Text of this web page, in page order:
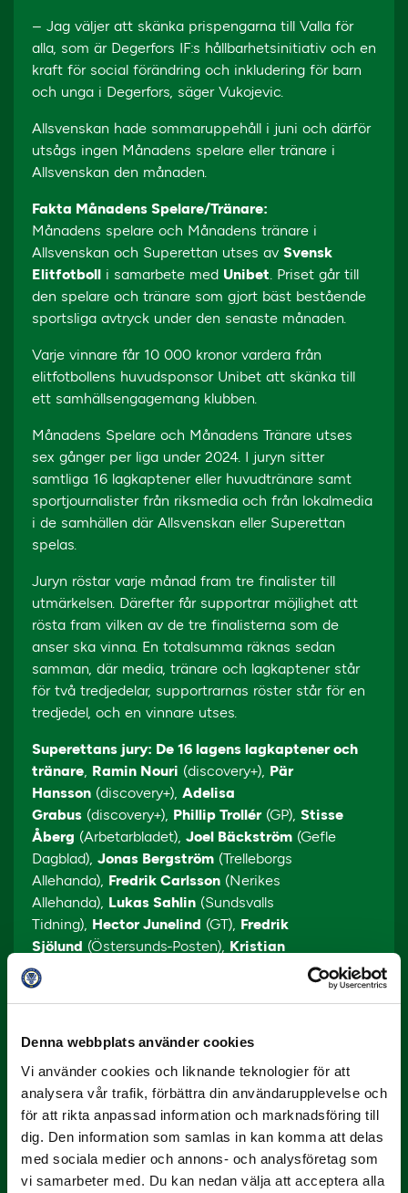
Denna webbplats använder cookies
Vi använder cookies och liknande teknologier för att
analysera vår trafik, förbättra din användarupplevelse och
för att rikta anpassad information och marknadsföring till
dig. Den information som samlas in kan komma att delas
med sociala medier och annons- och analysföretag som
vi samarbeter med. Du kan nedan välja att acceptera alla
– Jag väljer att skänka prispengarna till Valla för
alla, som är Degerfors IF:s hållbarhetsinitiativ och en
kraft för social förändring och inkludering för barn
och unga i Degerfors, säger Vukojevic.
Allsvenskan hade sommaruppehåll i juni och därför
utsågs ingen Månadens spelare eller tränare i
Allsvenskan den månaden.
Fakta Månadens Spelare/Tränare:
Månadens spelare och Månadens tränare i
Allsvenskan och Superettan utses av Svensk
Elitfotboll i samarbete med Unibet. Priset går till
den spelare och tränare som gjort bäst bestående
sportsliga avtryck under den senaste månaden.
Varje vinnare får 10 000 kronor vardera från
elitfotbollens huvudsponsor Unibet att skänka till
ett samhällsengagemang klubben.
Månadens Spelare och Månadens Tränare utses
sex gånger per liga under 2024. I juryn sitter
samtliga 16 lagkaptener eller huvudtränare samt
sportjournalister från riksmedia och från lokalmedia
i de samhällen där Allsvenskan eller Superettan
spelas.
Juryn röstar varje månad fram tre finalister till
utmärkelsen. Därefter får supportrar möjlighet att
rösta fram vilken av de tre finalisterna som de
anser ska vinna. En totalsumma räknas sedan
samman, där media, tränare och lagkaptener står
för två tredjedelar, supportrarnas röster står för en
tredjedel, och en vinnare utses.
Superettans jury: De 16 lagens lagkaptener och
tränare, Ramin Nouri (discovery+), Pär
Hansson (discovery+), Adelisa
Grabus (discovery+), Phillip Trollér(GP), Stisse
Åberg (Arbetarbladet), Joel Bäckström (Gefle
Dagblad), Jonas Bergström (Trelleborgs
Allehanda), Fredrik Carlsson (Nerikes
Allehanda), Lukas Sahlin (Sundsvalls
Tidning), Hector Junelind (GT), Fredrik
Sjölund (Östersunds-Posten), Kristian
Bågefeldt
Elg
(Helsingborgs
Allehanda),
Erik Weiefors (Bohusläningen),
Andersson(Hallands Nyheter),
Narvelid(Karlskoga Tidning),David
Tezera(Unibet),Thomas Hasselgren(SEF)
Tidigare vinnare 2024:
Månadens spelare Superettan:
April: Pashang Abdulla, Degerfors IF